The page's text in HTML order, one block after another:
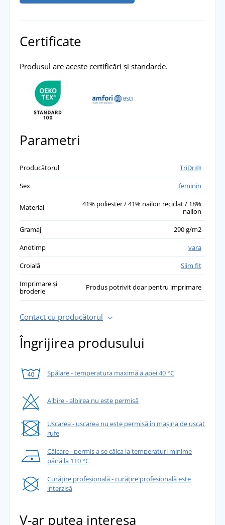
Certificate
Produsul are aceste certificări și standarde.
Parametri
Producătorul
TriDri®
Sex
feminin
Material
41% poliester / 41% nailon reciclat / 18%
nailon
Gramaj
290 g/m2
Anotimp
vara
Croială
Slim fit
Imprimare și
broderie
Produs potrivit doar pentru imprimare
Contact cu producătorul
Îngrijirea produsului
Spălare - temperatura maximă a apei 40 °C
Albire - albirea nu este permisă
Uscarea - uscarea nu este permisă în mașina de uscat
rufe
Călcare - permis a se călca la temperaturi minime
până la 110 °C
Curățire profesională - curățire profesională este
interzisă
V-ar putea interesa